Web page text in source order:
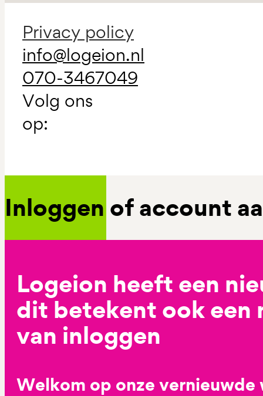
Privacy policy
info@logeion.nl
070-3467049
Volg ons
op:
Inloggen of account
Logeion heeft een
dit betekent ook een
van inloggen
Welkom op onze vernieuwde